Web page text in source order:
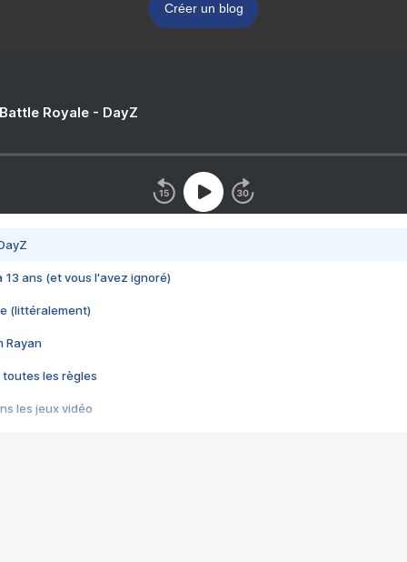
Créer un blog
Royale - DayZ
13 ans (et vous l'avez ignoré)
(littéralement)
Rayan
toutes les règles
les jeux vidéo